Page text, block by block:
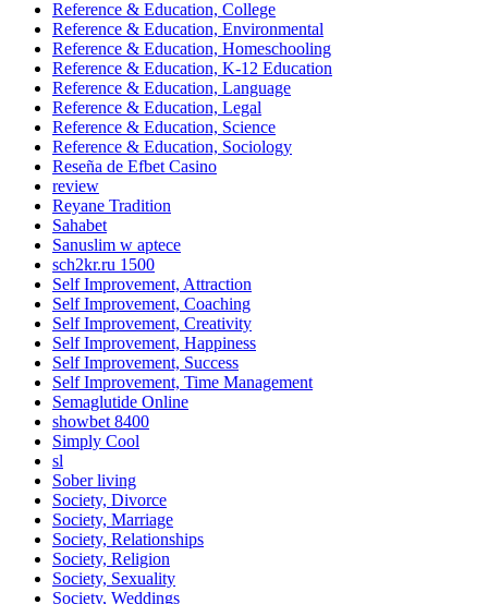
Reference & Education, College
Reference & Education, Environmental
Reference & Education, Homeschooling
Reference & Education, K-12 Education
Reference & Education, Language
Reference & Education, Legal
Reference & Education, Science
Reference & Education, Sociology
Reseña de Efbet Casino
review
Reyane Tradition
Sahabet
Sanuslim w aptece
sch2kr.ru 1500
Self Improvement, Attraction
Self Improvement, Coaching
Self Improvement, Creativity
Self Improvement, Happiness
Self Improvement, Success
Self Improvement, Time Management
Semaglutide Online
showbet 8400
Simply Cool
sl
Sober living
Society, Divorce
Society, Marriage
Society, Relationships
Society, Religion
Society, Sexuality
Society, Weddings